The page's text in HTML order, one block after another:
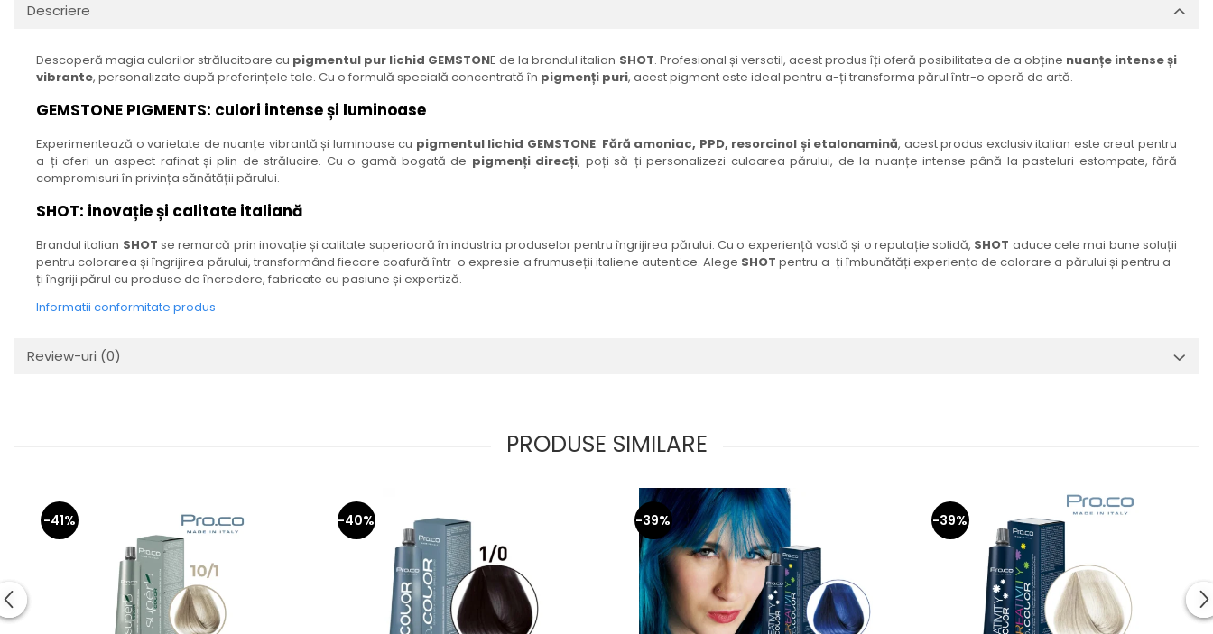
Descriere
Descoperă magia culorilor strălucitoare cu pigmentul pur lichid GEMSTONE de la brandul italian SHOT. Profesional și versatil, acest produs îți oferă posibilitatea de a obține nuanțe intense și
vibrante, personalizate după preferințele tale. Cu o formulă specială concentrată în pigmenți puri, acest pigment este ideal pentru a-ți transforma părul într-o operă de artă.
GEMSTONE PIGMENTS: culori intense și luminoase
Experimentează o varietate de nuanțe vibrantă și luminoase cu pigmentul lichid GEMSTONE. Fără amoniac, PPD, resorcinol și etalonamină, acest produs exclusiv italian este creat pentru
a-ți oferi un aspect rafinat și plin de strălucire. Cu o gamă bogată de pigmenți direcți, poți să-ți personalizezi culoarea părului, de la nuanțe intense până la pasteluri estompate, fără
compromisuri în privința sănătății părului.
SHOT: inovație și calitate italiană
Brandul italian SHOT se remarcă prin inovație și calitate superioară în industria produselor pentru îngrijirea părului. Cu o experiență vastă și o reputație solidă, SHOT aduce cele mai bune soluții
pentru colorarea și îngrijirea părului, transformând fiecare coafură într-o expresie a frumuseții italiene autentice. Alege SHOT pentru a-ți îmbunătăți experiența de colorare a părului și pentru a-
ți îngriji părul cu produse de încredere, fabricate cu pasiune și expertiză.
Informatii conformitate produs
Review-uri (0)
PRODUSE SIMILARE
-41% -40% -39% -39%